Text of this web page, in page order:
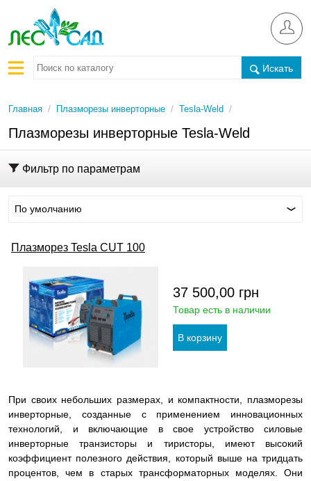
Искать
Главная / Плазморезы инверторные / Tesla-Weld /
Плазморезы инверторные Tesla-Weld
Фильтр по параметрам
По умолчанию
Плазморез Tesla CUT 100
37 500,00 грн
Товар есть в наличии
При своих небольших размерах, и компактности, плазморезы
инверторные, созданные с применением инновационных
технологий, и включающие в свое устройство силовые
инверторные транзисторы и тиристоры, имеют высокий
коэффициент полезного действия, который выше на тридцать
процентов, чем в старых трансформаторных моделях. Они